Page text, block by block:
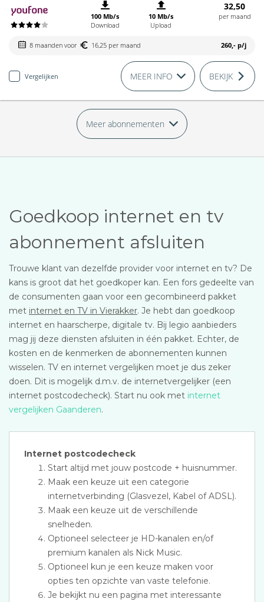
100 Mb/s
Download
10 Mb/s
Upload
32,50
per maand
8 maanden voor 16,25 per maand 260,- p/j
Vergelijken MEER INFO BEKIJK
Meer abonnementen
Goedkoop internet en tv
abonnement afsluiten
Trouwe klant van dezelfde provider voor internet en tv? De
kans is groot dat het goedkoper kan. Een fors gedeelte van
de consumenten gaan voor een gecombineerd pakket
met internet en TV in Vierakker. Je hebt dan goedkoop
internet en haarscherpe, digitale tv. Bij legio aanbieders
mag jij deze diensten afsluiten in één pakket. Echter, de
kosten en de kenmerken de abonnementen kunnen
wisselen. TV en internet vergelijken moet je dus zeker
doen. Dit is mogelijk d.m.v. de internetvergelijker (een
internet postcodecheck). Start nu ook met internet
vergelijken Gaanderen.
Internet postcodecheck
Start altijd met jouw postcode + huisnummer.
Maak een keuze uit een categorie
internetverbinding (Glasvezel, Kabel of ADSL).
Maak een keuze uit de verschillende
snelheden.
Optioneel selecteer je HD-kanalen en/of
premium kanalen als Nick Music.
Optioneel kun je een keuze maken voor
opties ten opzichte van vaste telefonie.
Je bekijkt nu een pagina met interessante